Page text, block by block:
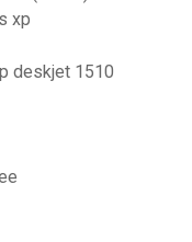
xp
deskjet 1510